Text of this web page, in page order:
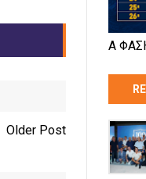
Older Post
Α